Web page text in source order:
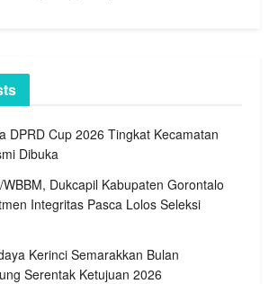
DPRD Cup 2026 Tingkat Kecamatan
Dibuka
Dukcapil Kabupaten Gorontalo
Integritas Pasca Lolos Seleksi
Kerinci Semarakkan Bulan
Serentak Ketujuan 2026